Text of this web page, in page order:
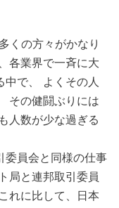
くの方々がかなり
各業界で一斉に大
中で、 よくその人
その健闘ぶりには
人数が少な過ぎる
員会と同様の仕事
局と連邦取引委員
れに比して、日本